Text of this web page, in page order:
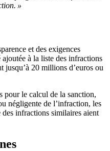
»
et des exigences
à la liste des infractions
jusqu’à 20 millions d’euros ou
pour le calcul de la sanction,
négligente de l’infraction, les
infractions similaires aient